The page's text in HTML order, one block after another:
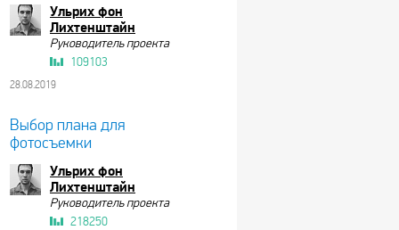
Ульрих фон
Лихтенштайн
Руководитель проекта
109103
28.08.2019
Выбор плана для
фотосъемки
Ульрих фон
Лихтенштайн
Руководитель проекта
218250